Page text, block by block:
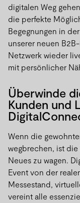
digitalen Weg
die perfekte
Begegnungen in
unserer neuen
Netzwerk wieder
mit persönlicher
Überwinde
Kunden und
Wenn die
wegbrechen, ist
Neues zu wagen.
Event von der
Messestand,
vereint alle